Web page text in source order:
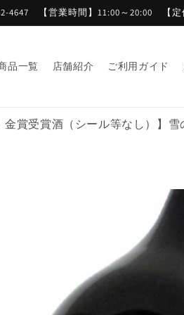
4647 【営業時間】11:00～20:00 【
品一覧 店舗紹介 ご利用ガイド
金賞受賞酒（シール等なし）】